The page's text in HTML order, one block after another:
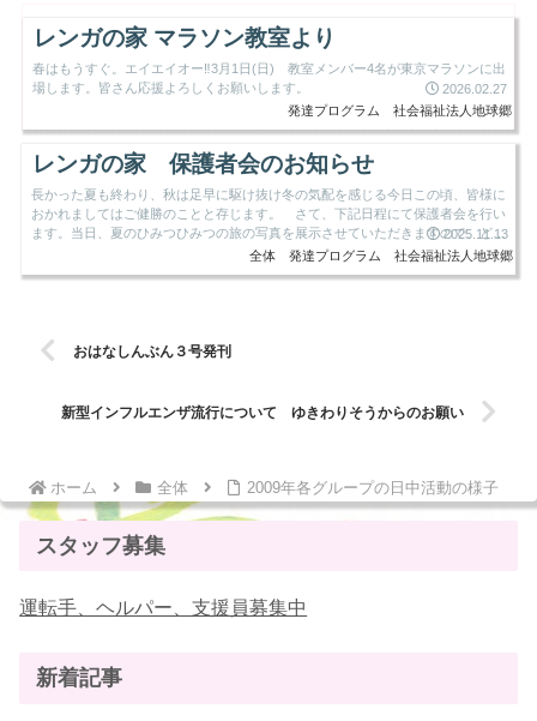
レンガの家 マラソン教室より
春はもうすぐ。エイエイオー‼3月1日(日) 教室メンバー4名が東京マラソンに出
場します。皆さん応援よろしくお願いします。
2026.02.27
発達プログラム
社会福祉法人地球郷
レンガの家 保護者会のお知らせ
長かった夏も終わり、秋は足早に駆け抜け冬の気配を感じる今日この頃、皆様に
おかれましてはご健勝のことと存じます。 さて、下記日程にて保護者会を行い
ます。当日、夏のひみつひみつの旅の写真を展示させていただきますので、どう
2025.11.13
全体
発達プログラム 社会福祉法人地球郷
おはなしんぶん３号発刊
新型インフルエンザ流行について ゆきわりそうからのお願い
ホーム 全体 2009年各グループの日中活動の様子
スタッフ募集
運転手、ヘルパー、支援員募集中
新着記事